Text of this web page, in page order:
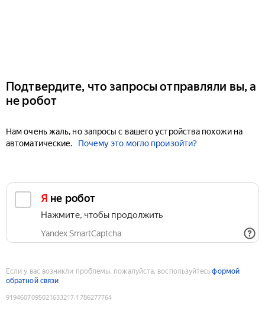
Подтвердите, что запросы отправляли вы, а
не робот
Нам очень жаль, но запросы с вашего устройства похожи на
автоматические.
Почему это могло произойти?
Я не робот
Нажмите, чтобы продолжить
Yandex SmartCaptcha
Если у вас возникли проблемы, пожалуйста, воспользуйтесьформой
обратной связи
9194607095021633217:1786277764